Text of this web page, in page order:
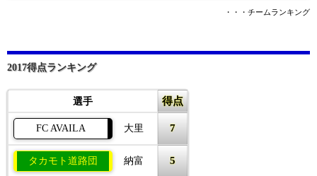
・・・チームランキング
2017得点ランキング
選手 得点
FC AVAILA 大里 7
タカモト道路団 納富 5